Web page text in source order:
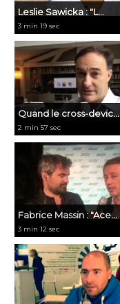
Leslie Sawicka : "L...
3 min 19 sec
Quand le cross-devic...
2 min 57 sec
Fabrice Massin : "Ace...
3 min 12 sec